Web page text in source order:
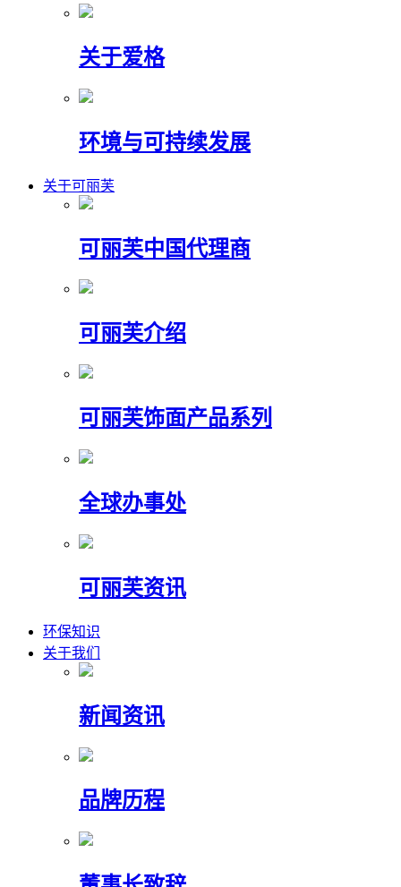
关于爱格
环境与可持续发展
关于可丽芙
可丽芙中国代理商
可丽芙介绍
可丽芙饰面产品系列
全球办事处
可丽芙资讯
环保知识
关于我们
新闻资讯
品牌历程